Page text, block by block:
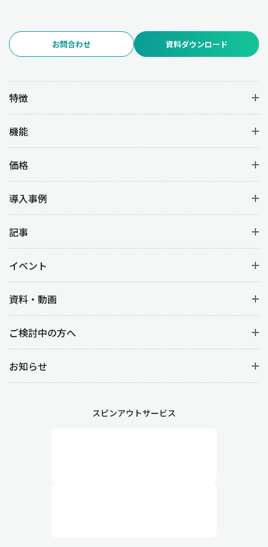
お問合わせ 資料ダウンロード
特徴
機能
価格
導入事例
記事
イベント
資料・動画
ご検討中の方へ
お知らせ
スピンアウトサービス